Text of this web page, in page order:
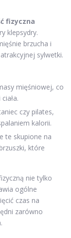
fizyczna
klepsydry.
brzucha i
sylwetki.
mięśniowej, co
czy pilates,
kalorii.
te skupione na
które
nie tylko
ogólne
czas na
zarówno